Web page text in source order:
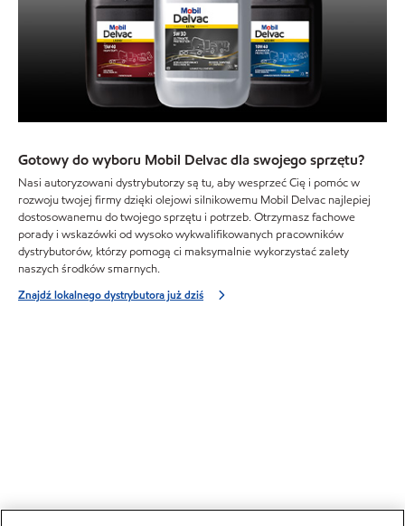
Gotowy do wyboru Mobil Delvac dla swojego sprzętu?
Nasi autoryzowani dystrybutorzy są tu, aby wesprzeć Cię i pomóc w
rozwoju twojej firmy dzięki olejowi silnikowemu Mobil Delvac najlepiej
dostosowanemu do twojego sprzętu i potrzeb. Otrzymasz fachowe
porady i wskazówki od wysoko wykwalifikowanych pracowników
dystrybutorów, którzy pomogą ci maksymalnie wykorzystać zalety
naszych środków smarnych.
Znajdź lokalnego dystrybutora już dziś